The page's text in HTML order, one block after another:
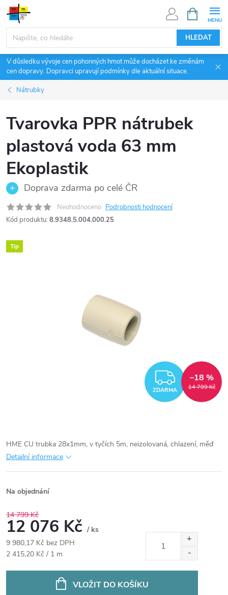
Přejít
obsah
HLEDAT
NÁKUPNÍ
KOŠÍK
V důsledku vývoje cen pohonných hmot může docházet ke změnám
cen dopravy. Dopravci upravují podmínky dle aktuální situace.
Nátrubky
Tvarovka PPR nátrubek
plastová voda 63 mm
Ekoplastik
Doprava zdarma po celé ČR
Neohodnoceno Podrobnosti hodnocení
Kód produktu: 8.9348.5.004.000.25
Tip
ZDARMA 14 799 Kč
–18 %
HME CU trubka 28x1mm, v tyčích 5m, neizolovaná, chlazení, měď
Detailní informace
Na objednání
14 799 Kč
12 076 Kč / ks
9 980,17 Kč bez DPH
Měrná
2 415,20 Kč / 1 m
VLOŽIT DO KOŠÍKU